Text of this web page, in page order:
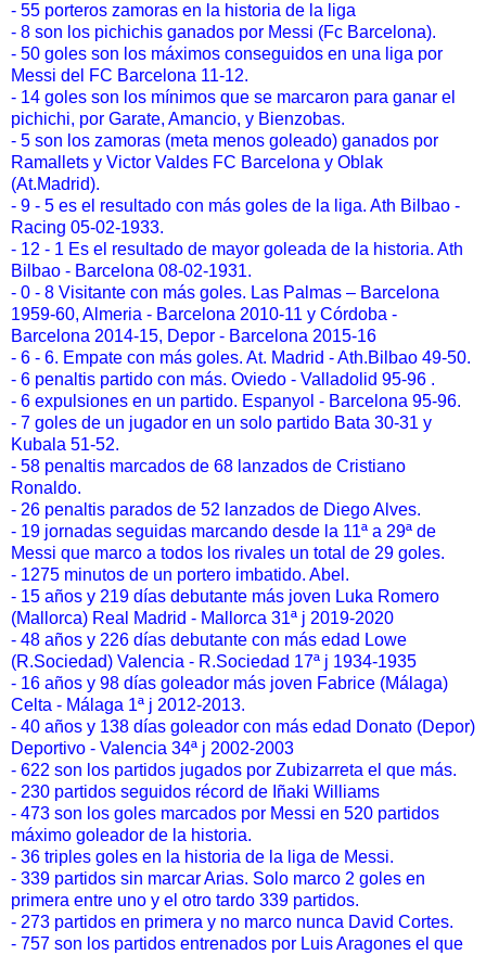
- 55 porteros zamoras en la historia de la liga
- 8 son los pichichis ganados por Messi (Fc Barcelona).
- 50 goles son los máximos conseguidos en una liga por
Messi del FC Barcelona 11-12.
- 14 goles son los mínimos que se marcaron para ganar el
pichichi, por Garate, Amancio, y Bienzobas.
- 5 son los zamoras (meta menos goleado) ganados por
Ramallets y Victor Valdes FC Barcelona y Oblak
(At.Madrid).
- 9 - 5 es el resultado con más goles de la liga. Ath Bilbao -
Racing 05-02-1933.
- 12 - 1 Es el resultado de mayor goleada de la historia. Ath
Bilbao - Barcelona 08-02-1931.
- 0 - 8 Visitante con más goles. Las Palmas – Barcelona
1959-60, Almeria - Barcelona 2010-11 y Córdoba -
Barcelona 2014-15, Depor - Barcelona 2015-16
- 6 - 6. Empate con más goles. At. Madrid - Ath.Bilbao 49-50.
- 6 penaltis partido con más. Oviedo - Valladolid 95-96 .
- 6 expulsiones en un partido. Espanyol - Barcelona 95-96.
- 7 goles de un jugador en un solo partido Bata 30-31 y
Kubala 51-52.
- 58 penaltis marcados de 68 lanzados de Cristiano
Ronaldo.
- 26 penaltis parados de 52 lanzados de Diego Alves.
- 19 jornadas seguidas marcando desde la 11ª a 29ª de
Messi que marco a todos los rivales un total de 29 goles.
- 1275 minutos de un portero imbatido. Abel.
- 15 años y 219 días debutante más joven Luka Romero
(Mallorca) Real Madrid - Mallorca 31ª j 2019-2020
- 48 años y 226 días debutante con más edad Lowe
(R.Sociedad) Valencia - R.Sociedad 17ª j 1934-1935
- 16 años y 98 días goleador más joven Fabrice (Málaga)
Celta - Málaga 1ª j 2012-2013.
- 40 años y 138 días goleador con más edad Donato (Depor)
Deportivo - Valencia 34ª j 2002-2003
- 622 son los partidos jugados por Zubizarreta el que más.
- 230 partidos seguidos récord de Iñaki Williams
- 473 son los goles marcados por Messi en 520 partidos
máximo goleador de la historia.
- 36 triples goles en la historia de la liga de Messi.
- 339 partidos sin marcar Arias. Solo marco 2 goles en
primera entre uno y el otro tardo 339 partidos.
- 273 partidos en primera y no marco nunca David Cortes.
- 757 son los partidos entrenados por Luis Aragones el que